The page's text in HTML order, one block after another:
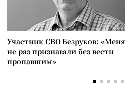
Участник СВО Безруков: «Меня
не раз признавали без вести
пропавшим»